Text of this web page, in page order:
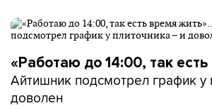
«Работаю до 14:00, так
Айтишник подсмотрел график у
доволен